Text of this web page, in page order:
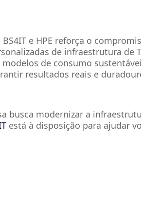
e HPE reforça o
de infraestrutura de
de consumo
resultados reais e
busca modernizar a
está à disposição para ajudar